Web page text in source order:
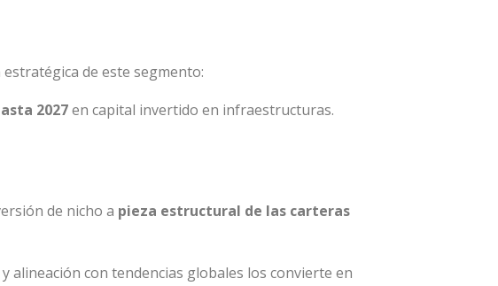
de este segmento:
2027en capital invertido en infraestructuras.
de nicho a pieza estructural de las carteras
alineación con tendencias globales los convierte en